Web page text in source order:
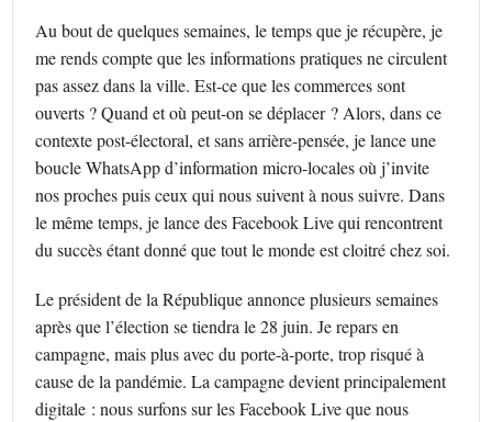
Au bout de quelques semaines, le temps que je récupère, je
me rends compte que les informations pratiques ne circulent
pas assez dans la ville. Est-ce que les commerces sont
ouverts ? Quand et où peut-on se déplacer ? Alors, dans ce
contexte post-électoral, et sans arrière-pensée, je lance une
boucle WhatsApp d’information micro-locales où j’invite
nos proches puis ceux qui nous suivent à nous suivre. Dans
le même temps, je lance des Facebook Live qui rencontrent
du succès étant donné que tout le monde est cloitré chez soi.
Le président de la République annonce plusieurs semaines
après que l’élection se tiendra le 28 juin. Je repars en
campagne, mais plus avec du porte-à-porte, trop risqué à
cause de la pandémie. La campagne devient principalement
digitale : nous surfons sur les Facebook Live que nous